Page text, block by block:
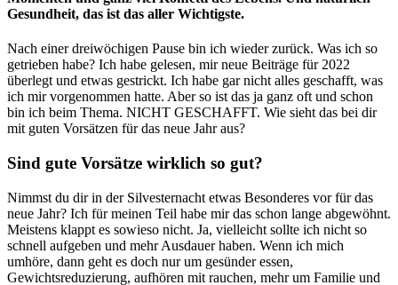
Gesundheit, das ist das aller Wichtigste.
Nach einer dreiwöchigen Pause bin ich wieder zurück. Was ich so
getrieben habe? Ich habe gelesen, mir neue Beiträge für 2022
überlegt und etwas gestrickt. Ich habe gar nicht alles geschafft, was
ich mir vorgenommen hatte. Aber so ist das ja ganz oft und schon
bin ich beim Thema. NICHT GESCHAFFT. Wie sieht das bei dir
mit guten Vorsätzen für das neue Jahr aus?
Sind gute Vorsätze wirklich so gut?
Nimmst du dir in der Silvesternacht etwas Besonderes vor für das
neue Jahr? Ich für meinen Teil habe mir das schon lange abgewöhnt.
Meistens klappt es sowieso nicht. Ja, vielleicht sollte ich nicht so
schnell aufgeben und mehr Ausdauer haben. Wenn ich mich
umhöre, dann geht es doch nur um gesünder essen,
Gewichtsreduzierung, aufhören mit rauchen, mehr um Familie und